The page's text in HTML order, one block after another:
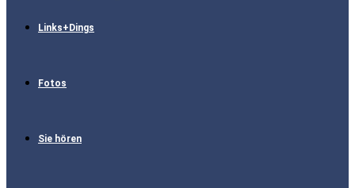
Links+Dings
Fotos
Sie hören